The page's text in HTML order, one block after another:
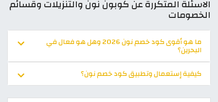
الاسئلة المتكررة عن كوبون نون والتنزيلات وقسائم
الخصومات
ما هو أقوى كود خصم نون 2026 وهل هو فعال في
البحرين؟
كيفية إستعمال وتطبيق كود خصم نون؟